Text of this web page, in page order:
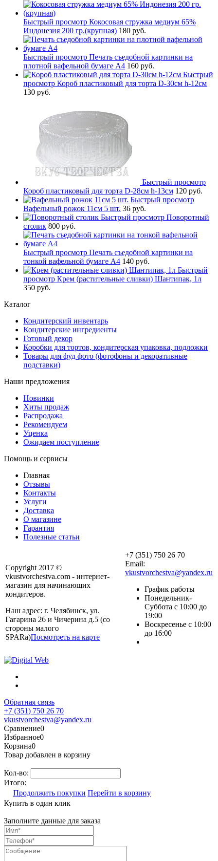
Быстрый просмотр Кокосовая стружка медиум 65%
Индонезия 200 гр.(крупная) 180 руб.
Быстрый просмотр Печать съедобной картинки на
плотной вафельной бумаге А4 160 руб.
Быстрый
просмотр Короб пластиковый для торта D-30см h-12см
130 руб.
Быстрый просмотр
Короб пластиковый для торта D-28см h-13см 120 руб.
Быстрый просмотр
Вафельный рожок 11см 5 шт. 36 руб.
Быстрый просмотр Поворотный
столик 800 руб.
Быстрый просмотр Печать съедобной картинки на
тонкой вафельной бумаге А4 140 руб.
Быстрый
просмотр Крем (растительные сливки) Шантипак, 1л
350 руб.
Каталог
Кондитерский инвентарь
Кондитерские ингредиенты
Готовый декор
Коробки для тортов, кондитерская упаковка, подложки
Товары для фуд фото (фотофоны и декоративные
подставки)
Наши предложения
Новинки
Хиты продаж
Распродажа
Рекомендуем
Уценка
Ожидаем поступление
Помощь и сервисы
Главная
Отзывы
Контакты
Услуги
Доставка
О магазине
Гарантия
Полезные статьи
Copyright 2017 ©
vkustvorchestva.com - интернет-
магазин для начинающих
кондитеров.
Наш адрес: г. Челябинск, ул.
Гагарина 26 и Чичерина д.5 (со
стороны малого
SPARa)Посмотреть на карте
+7 (351) 750 26 70
Email:
vkustvorchestva@yandex.ru
График работы
Понедельник-
Суббота с 10:00 до
19:00
Воскресенье с 10:00
до 16:00
Обратная связь
+7 (351) 750 26 70
vkustvorchestva@yandex.ru
Сравнение0
Избранное0
Корзина0
Товар добавлен в корзину
Кол-во:
Итого:
Продолжить покупки Перейти в корзину
Купить в один клик
Заполните данные для заказа